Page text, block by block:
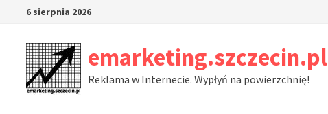
content
6 sierpnia 2026
emarketing.szczecin.pl
Reklama w Internecie. Wypłyń na powierzchnię!